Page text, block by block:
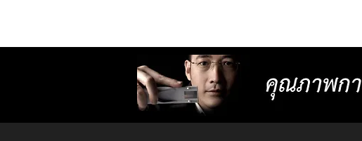
astigmatism, latent strabismus, and
presbyopia than other standard lenses. 3. F